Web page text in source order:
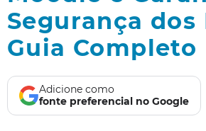
Segurança dos
Guia Completo
Adicione como
fonte preferencial no Google